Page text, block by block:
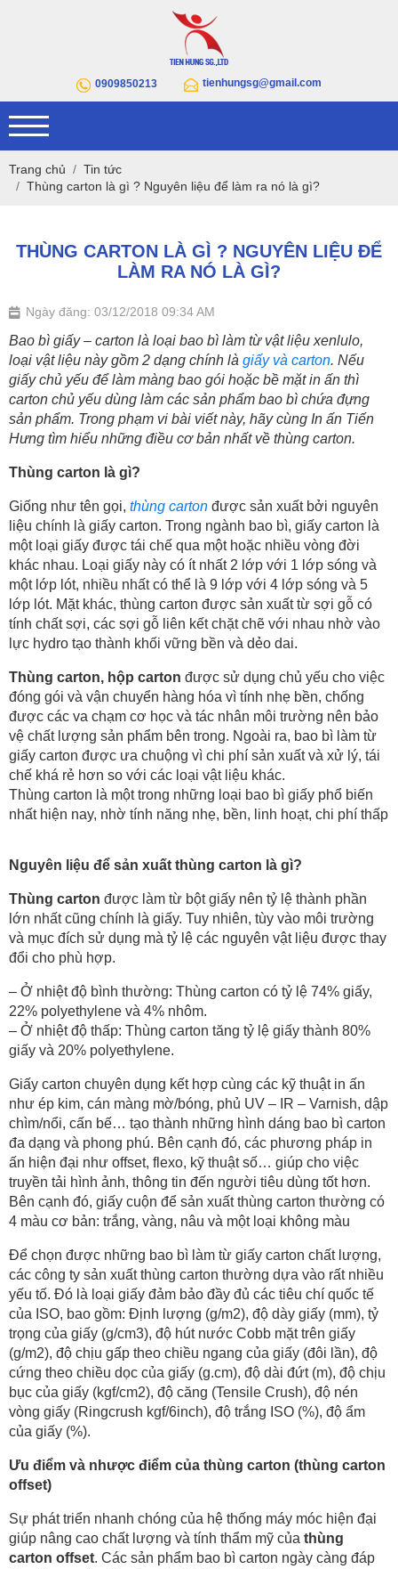
0909850213 tienhungsg@gmail.com
Trang chủ
Tin tức
Thùng carton là gì ? Nguyên liệu để làm ra nó là gì?
THÙNG CARTON LÀ GÌ ? NGUYÊN LIỆU ĐỂ
LÀM RA NÓ LÀ GÌ?
Ngày đăng: 03/12/2018 09:34 AM
Bao bì giấy – carton là loại bao bì làm từ vật liệu xenlulo,
loại vật liệu này gồm 2 dạng chính là giấy và carton. Nếu
giấy chủ yếu để làm màng bao gói hoặc bề mặt in ấn thì
carton chủ yếu dùng làm các sản phẩm bao bì chứa đựng
sản phẩm. Trong phạm vi bài viết này, hãy cùng In ấn Tiến
Hưng tìm hiểu những điều cơ bản nhất về thùng carton.
Thùng carton là gì?
Giống như tên gọi, thùng carton được sản xuất bởi nguyên
liệu chính là giấy carton. Trong ngành bao bì, giấy carton là
một loại giấy được tái chế qua một hoặc nhiều vòng đời
khác nhau. Loại giấy này có ít nhất 2 lớp với 1 lớp sóng và
một lớp lót, nhiều nhất có thể là 9 lớp với 4 lớp sóng và 5
lớp lót. Mặt khác, thùng carton được sản xuất từ sợi gỗ có
tính chất sợi, các sợi gỗ liên kết chặt chẽ với nhau nhờ vào
lực hydro tạo thành khối vững bền và dẻo dai.
Thùng carton, hộp carton được sử dụng chủ yếu cho việc
đóng gói và vận chuyển hàng hóa vì tính nhẹ bền, chống
được các va chạm cơ học và tác nhân môi trường nên bảo
vệ chất lượng sản phẩm bên trong. Ngoài ra, bao bì làm từ
giấy carton được ưa chuộng vì chi phí sản xuất và xử lý, tái
chế khá rẻ hơn so với các loại vật liệu khác.
Thùng carton là một trong những loại bao bì giấy phổ biến
nhất hiện nay, nhờ tính năng nhẹ, bền, linh hoạt, chi phí thấp
Nguyên liệu để sản xuất thùng carton là gì?
Thùng carton được làm từ bột giấy nên tỷ lệ thành phần
lớn nhất cũng chính là giấy. Tuy nhiên, tùy vào môi trường
và mục đích sử dụng mà tỷ lệ các nguyên vật liệu được thay
đổi cho phù hợp.
– Ở nhiệt độ bình thường: Thùng carton có tỷ lệ 74% giấy,
22% polyethylene và 4% nhôm.
– Ở nhiệt độ thấp: Thùng carton tăng tỷ lệ giấy thành 80%
giấy và 20% polyethylene.
Giấy carton chuyên dụng kết hợp cùng các kỹ thuật in ấn
như ép kim, cán màng mờ/bóng, phủ UV – IR – Varnish, dập
chìm/nổi, cấn bế… tạo thành những hình dáng bao bì carton
đa dạng và phong phú. Bên cạnh đó, các phương pháp in
ấn hiện đại như offset, flexo, kỹ thuật số… giúp cho việc
truyền tải hình ảnh, thông tin đến người tiêu dùng tốt hơn.
Bên cạnh đó, giấy cuộn để sản xuất thùng carton thường có
4 màu cơ bản: trắng, vàng, nâu và một loại không màu
Để chọn được những bao bì làm từ giấy carton chất lượng,
các công ty sản xuất thùng carton thường dựa vào rất nhiều
yếu tố. Đó là loại giấy đảm bảo đầy đủ các tiêu chí quốc tế
của ISO, bao gồm: Định lượng (g/m2), độ dày giấy (mm), tỷ
trọng của giấy (g/cm3), độ hút nước Cobb mặt trên giấy
(g/m2), độ chịu gấp theo chiều ngang của giấy (đôi lần), độ
cứng theo chiều dọc của giấy (g.cm), độ dài đứt (m), độ chịu
bục của giấy (kgf/cm2), độ căng (Tensile Crush), độ nén
vòng giấy (Ringcrush kgf/6inch), độ trắng ISO (%), độ ẩm
của giấy (%).
Ưu điểm và nhược điểm của thùng carton (thùng carton
offset)
Sự phát triển nhanh chóng của hệ thống máy móc hiện đại
giúp nâng cao chất lượng và tính thẩm mỹ của thùng
carton offset. Các sản phẩm bao bì carton ngày càng đáp